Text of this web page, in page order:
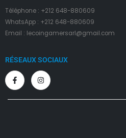
Téléphone : +212 648-880609
WhatsApp : +212 648-880609
Email : lecoingamersarl@gmail.com
RÉSEAUX SOCIAUX